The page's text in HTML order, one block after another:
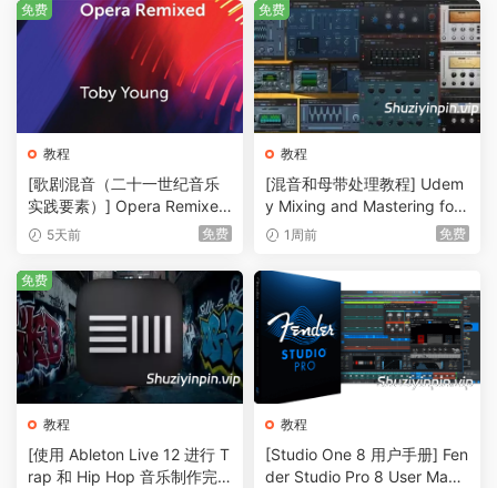
教程
[歌剧混音（二十一世纪音乐
实践要素）] Opera Remixed
(Elements in Twenty-First C
B）
5天前 免费
免费
教程
[混音和母带处理教程] Udem
y Mixing and Mastering for
Producers [TUTORiAL]（6.
1周前 免费
免费
教程
[使用 Ableton Live 12 进行 T
rap 和 Hip Hop 音乐制作完
免费
教程
[Studio One 8 用户手册] Fen
der Studio Pro 8 User Manu